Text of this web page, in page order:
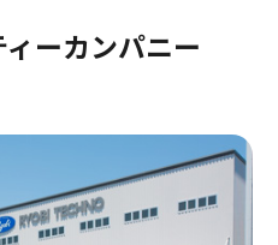
ィーカンパニー